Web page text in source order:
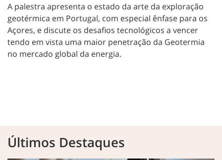
A palestra apresenta o estado da arte da exploração
geotérmica em Portugal, com especial ênfase para os
Açores, e discute os desafios tecnológicos a vencer
tendo em vista uma maior penetração da Geotermia
no mercado global da energia.
Últimos Destaques